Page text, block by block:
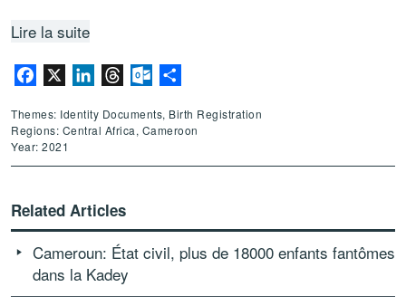
Lire la suite
Facebook LinkedInThreadsOutlook.com
Themes: Identity Documents, Birth Registration
Regions: Central Africa, Cameroon
Year: 2021
Related Articles
Cameroun: État civil, plus de 18000 enfants fantômes
dans la Kadey